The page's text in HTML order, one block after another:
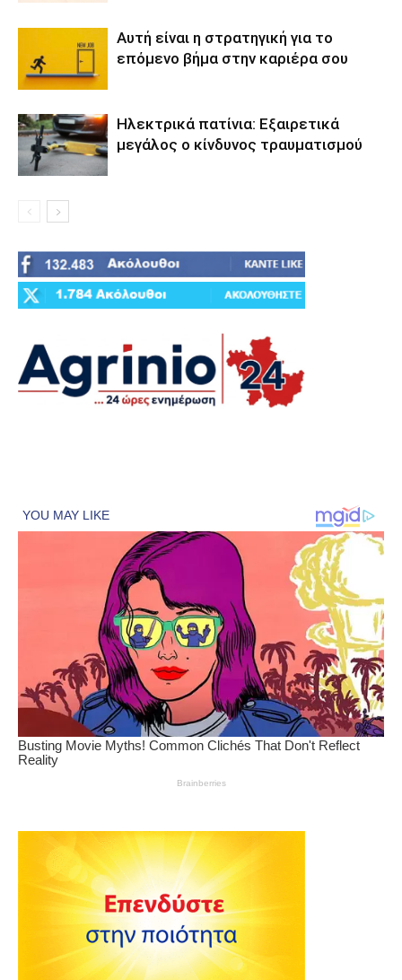
Αυτή είναι η στρατηγική για το
επόμενο βήμα στην καριέρα σου
Ηλεκτρικά πατίνια: Εξαιρετικά
μεγάλος ο κίνδυνος τραυματισμού